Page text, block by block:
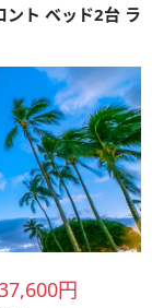
ト ベッド2台 ラ
円